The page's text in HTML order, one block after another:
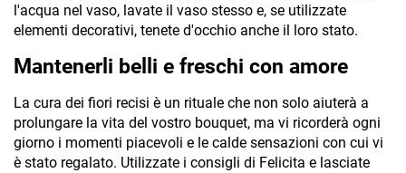
l'acqua nel vaso, lavate il vaso stesso e, se utilizzate
elementi decorativi, tenete d'occhio anche il loro stato.
Mantenerli belli e freschi con amore
La cura dei fiori recisi è un rituale che non solo aiuterà a
prolungare la vita del vostro bouquet, ma vi ricorderà ogni
giorno i momenti piacevoli e le calde sensazioni con cui vi
è stato regalato. Utilizzate i consigli di Felicita e lasciate